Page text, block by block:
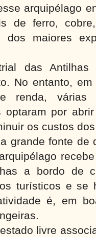
arquipélago
de ferro,
maiores
das Antilhas
No entanto,
renda, várias
optaram por
os custos
grande fonte de
a bordo de
turísticos e se
é, em
livre